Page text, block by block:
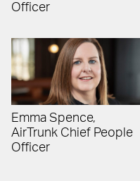
Officer
Emma Spence,
AirTrunk Chief People
Officer